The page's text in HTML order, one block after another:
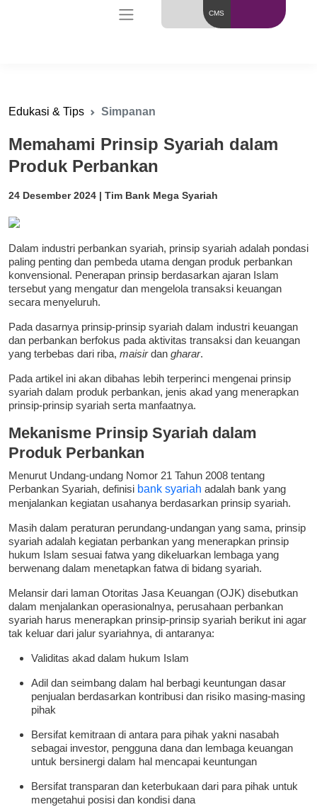
CMS
Edukasi & Tips Simpanan
Memahami Prinsip Syariah dalam
Produk Perbankan
24 Desember 2024 | Tim Bank Mega Syariah
Dalam industri perbankan syariah, prinsip syariah adalah pondasi
paling penting dan pembeda utama dengan produk perbankan
konvensional. Penerapan prinsip berdasarkan ajaran Islam
tersebut yang mengatur dan mengelola transaksi keuangan
secara menyeluruh.
Pada dasarnya prinsip-prinsip syariah dalam industri keuangan
dan perbankan berfokus pada aktivitas transaksi dan keuangan
yang terbebas dari riba, maisirdan gharar.
Pada artikel ini akan dibahas lebih terperinci mengenai prinsip
syariah dalam produk perbankan, jenis akad yang menerapkan
prinsip-prinsip syariah serta manfaatnya.
Mekanisme Prinsip Syariah dalam
Produk Perbankan
Menurut Undang-undang Nomor 21 Tahun 2008 tentang
Perbankan Syariah, definisi bank syariah adalah bank yang
menjalankan kegiatan usahanya berdasarkan prinsip syariah.
Masih dalam peraturan perundang-undangan yang sama, prinsip
syariah adalah kegiatan perbankan yang menerapkan prinsip
hukum Islam sesuai fatwa yang dikeluarkan lembaga yang
berwenang dalam menetapkan fatwa di bidang syariah.
Melansir dari laman Otoritas Jasa Keuangan (OJK) disebutkan
dalam menjalankan operasionalnya, perusahaan perbankan
syariah harus menerapkan prinsip-prinsip syariah berikut ini agar
tak keluar dari jalur syariahnya, di antaranya:
Validitas akad dalam hukum Islam
Adil dan seimbang dalam hal berbagi keuntungan dasar
penjualan berdasarkan kontribusi dan risiko masing-masing
pihak
Bersifat kemitraan di antara para pihak yakni nasabah
sebagai investor, pengguna dana dan lembaga keuangan
untuk bersinergi dalam hal mencapai keuntungan
Bersifat transparan dan keterbukaan dari para pihak untuk
mengetahui posisi dan kondisi dana